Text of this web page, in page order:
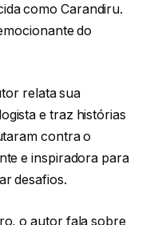
como Carandiru.
do
relata sua
e traz histórias
contra o
e inspiradora para
desafios.
o autor fala sobre